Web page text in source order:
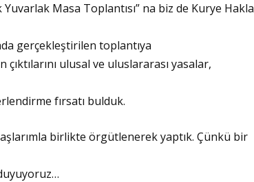
Masa Toplantısı” na biz de Kurye
gerçekleştirilen toplantıya
ulusal ve uluslararası yasalar,
fırsatı bulduk.
birlikte örgütlenerek yaptık. Çünkü bir